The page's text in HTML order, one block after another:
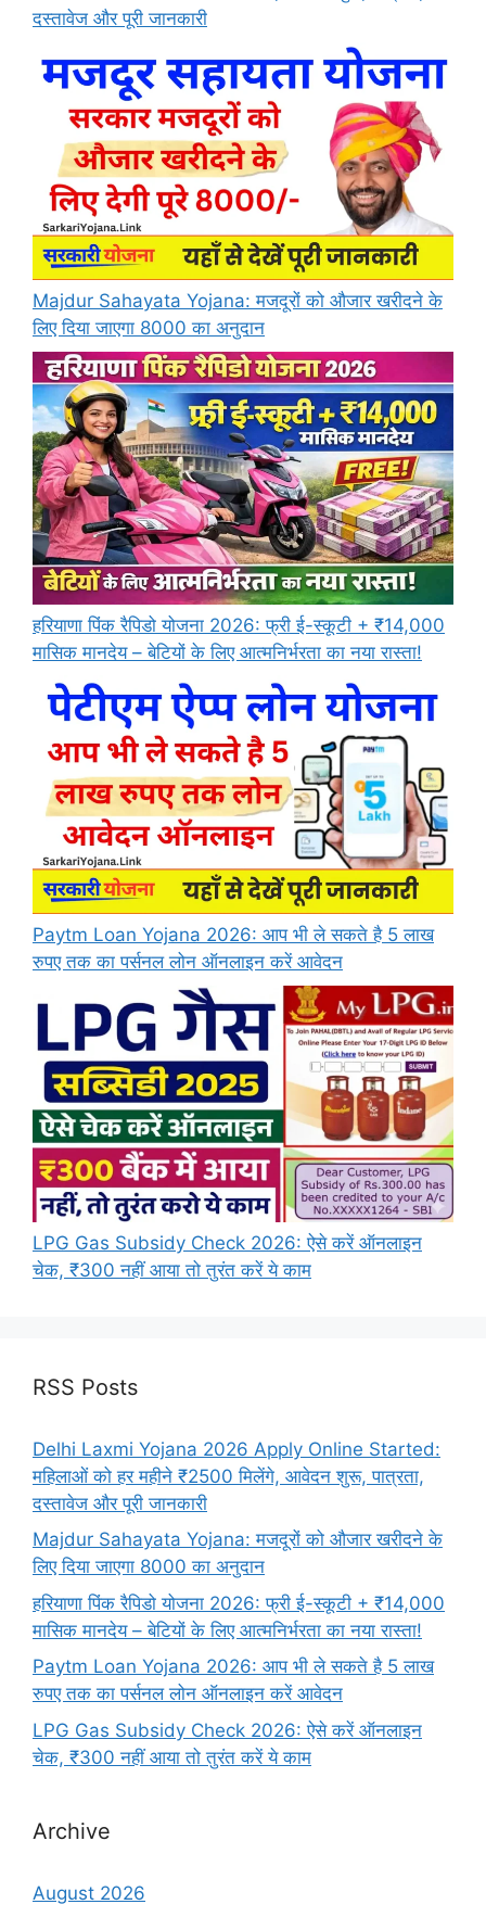
दस्तावेज और पूरी जानकारी
Majdur Sahayata Yojana: मजदूरों को औजार खरीदने के
लिए दिया जाएगा 8000 का अनुदान
हरियाणा पिंक रैपिडो योजना 2026: फ्री ई-स्कूटी + ₹14,000
मासिक मानदेय – बेटियों के लिए आत्मनिर्भरता का नया रास्ता!
Paytm Loan Yojana 2026: आप भी ले सकते है 5 लाख
रुपए तक का पर्सनल लोन ऑनलाइन करें आवेदन
LPG Gas Subsidy Check 2026: ऐसे करें ऑनलाइन
चेक, ₹300 नहीं आया तो तुरंत करें ये काम
RSS Posts
Delhi Laxmi Yojana 2026 Apply Online Started:
महिलाओं को हर महीने ₹2500 मिलेंगे, आवेदन शुरू, पात्रता,
दस्तावेज और पूरी जानकारी
Majdur Sahayata Yojana: मजदूरों को औजार खरीदने के
लिए दिया जाएगा 8000 का अनुदान
हरियाणा पिंक रैपिडो योजना 2026: फ्री ई-स्कूटी + ₹14,000
मासिक मानदेय – बेटियों के लिए आत्मनिर्भरता का नया रास्ता!
Paytm Loan Yojana 2026: आप भी ले सकते है 5 लाख
रुपए तक का पर्सनल लोन ऑनलाइन करें आवेदन
LPG Gas Subsidy Check 2026: ऐसे करें ऑनलाइन
चेक, ₹300 नहीं आया तो तुरंत करें ये काम
Archive
August 2026